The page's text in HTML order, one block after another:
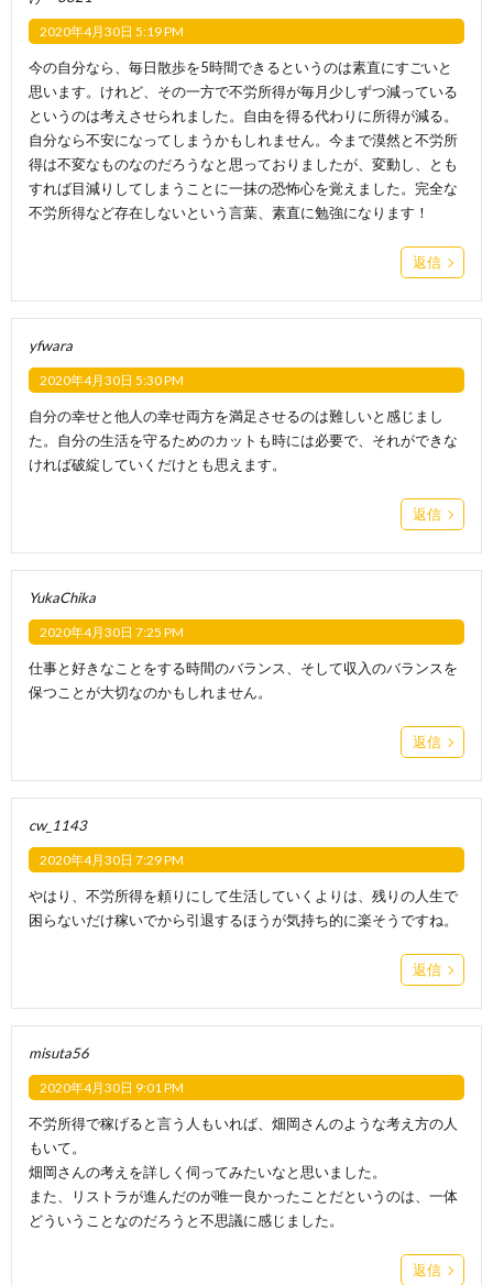
2020年4月30日 5:19 PM
今の自分なら、毎日散歩を5時間できるというのは素直にすごいと
思います。けれど、その一方で不労所得が毎月少しずつ減っている
というのは考えさせられました。自由を得る代わりに所得が減る。
自分なら不安になってしまうかもしれません。今まで漠然と不労所
得は不変なものなのだろうなと思っておりましたが、変動し、とも
すれば目減りしてしまうことに一抹の恐怖心を覚えました。完全な
不労所得など存在しないという言葉、素直に勉強になります！
返信
yfwara
2020年4月30日 5:30 PM
自分の幸せと他人の幸せ両方を満足させるのは難しいと感じまし
た。自分の生活を守るためのカットも時には必要で、それができな
ければ破綻していくだけとも思えます。
返信
YukaChika
2020年4月30日 7:25 PM
仕事と好きなことをする時間のバランス、そして収入のバランスを
保つことが大切なのかもしれません。
返信
cw_1143
2020年4月30日 7:29 PM
やはり、不労所得を頼りにして生活していくよりは、残りの人生で
困らないだけ稼いでから引退するほうが気持ち的に楽そうですね。
返信
misuta56
2020年4月30日 9:01 PM
不労所得で稼げると言う人もいれば、畑岡さんのような考え方の人
もいて。
畑岡さんの考えを詳しく伺ってみたいなと思いました。
また、リストラが進んだのが唯一良かったことだというのは、一体
どういうことなのだろうと不思議に感じました。
返信